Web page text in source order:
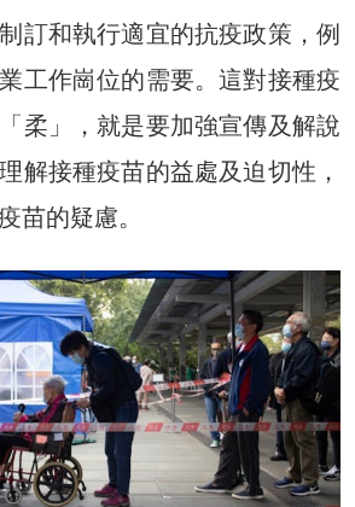
訂和執行適宜的抗疫政策，例
工作崗位的需要。這對接種疫
柔」，就是要加強宣傳及解說
解接種疫苗的益處及迫切性，
苗的疑慮。